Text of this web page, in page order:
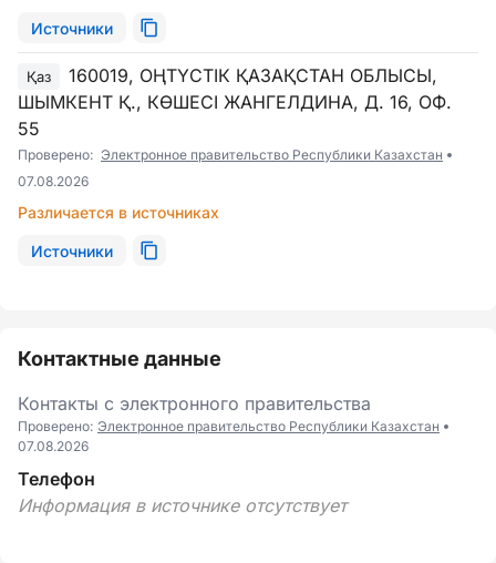
Источники
Қаз
160019, ОҢТҮСТІК ҚАЗАҚСТАН ОБЛЫСЫ,
ШЫМКЕНТ Қ., КӨШЕСІ ЖАНГЕЛДИНА, Д. 16, ОФ.
55
Проверено: Электронное правительство Республики Казахстан
07.08.2026
Различается в источниках
Источники
Контактные данные
Контакты с электронного правительства
Проверено: Электронное правительство Республики Казахстан
07.08.2026
Телефон
Информация в источнике отсутствует